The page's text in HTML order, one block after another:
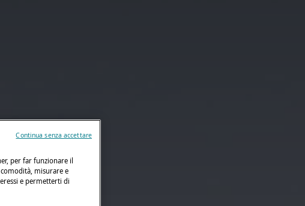
per far funzionare il
misurare e
e permetterti di
Continua senza accettare